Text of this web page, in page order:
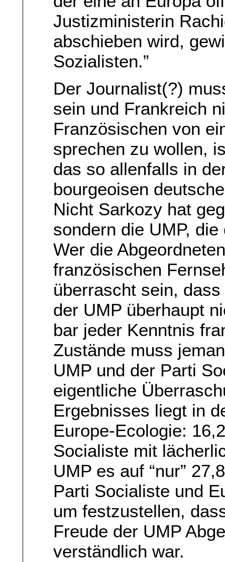
Justizministerin
abschieben wird,
Sozialisten.”
Der Journalist(?)
sein und Frankreich
Französischen von
sprechen zu wollen,
das so allenfalls in
bourgeoisen
Nicht Sarkozy hat
sondern die UMP,
Wer die
französischen
überrascht sein,
der UMP überhaupt
bar jeder Kenntnis
Zustände muss
UMP und der Parti
eigentliche
Ergebnisses liegt in
Europe-Ecologie:
Socialiste mit
UMP es auf “nur”
Parti Socialiste und
um festzustellen,
Freude der UMP
verständlich war.